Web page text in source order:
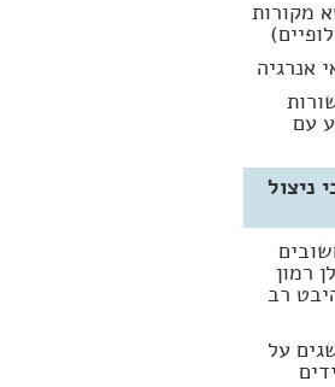
מקורות
עם
ניצול
רמון
רב
על